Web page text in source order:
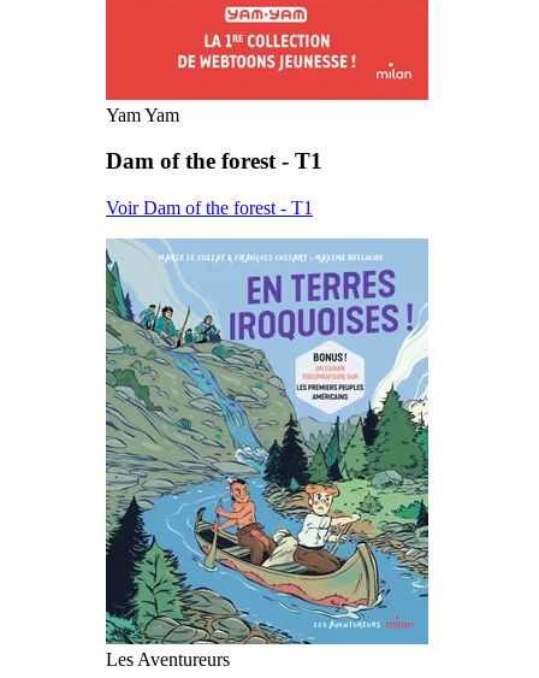
Yam Yam
Dam of the forest - T1
Voir Dam of the forest - T1
Les Aventureurs